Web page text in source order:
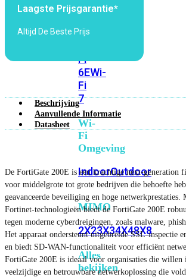
Fi
Fi
Fi
6EWi-
Fi
7
Wi-
Fi
Omgeving
IndoorOutdoor
MIMO
2X23X34X48X8
Alles
bekijken
Laagste Prijsgarantie*
Altijd De Beste Prijs
Beschrijving
Aanvullende Informatie
Datasheet
De FortiGate 200E is een krachtige next-generation
voor middelgrote tot grote bedrijven die behoefte
geavanceerde beveiliging en hoge netwerkprestaties.
Fortinet-technologieën biedt de FortiGate 200E
tegen moderne cyberdreigingen, zoals malware,
Het apparaat ondersteunt uitgebreide SSL-inspectie
en biedt SD-WAN-functionaliteit voor efficiënt
FortiGate 200E is ideaal voor organisaties die willen
veelzijdige en betrouwbare netwerkoplossing die